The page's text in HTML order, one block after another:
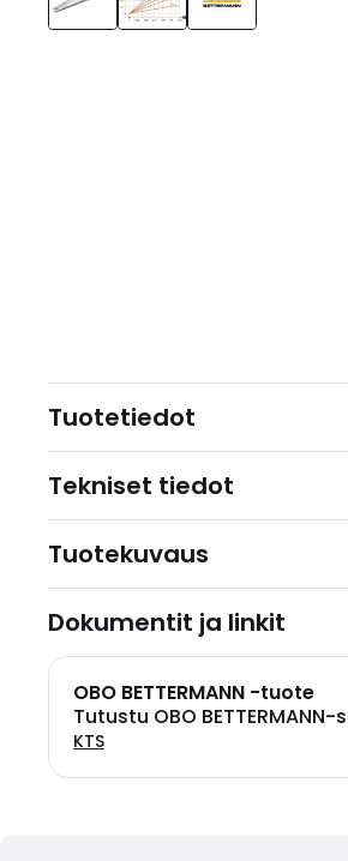
Tuotetiedot
Tekniset tiedot
Tuotekuvaus
Dokumentit ja linkit
OBO BETTERMANN -tuote
Tutustu OBO
KTS